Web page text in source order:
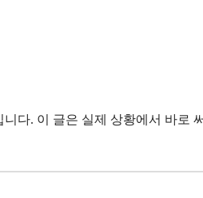
다. 이 글은 실제 상황에서 바로